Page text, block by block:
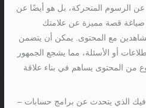
الرسوم المتحركة، بل هو أيضًا عن
قصة مميزة عن علامتك
مع المحتوى. يمكن أن يتضمن
أو الأسئلة، مما يشجع الجمهور
من المحتوى يساهم في بناء علاقة
الذي يتحدث عن برامج حسابات –